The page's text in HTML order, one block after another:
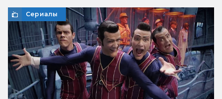
Сериалы